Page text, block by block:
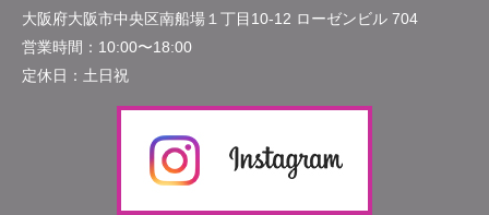
大阪府大阪市中央区南船場１丁目10-12 ローゼンビル 704
営業時間： 10:00〜18:00
定休日： 土日祝